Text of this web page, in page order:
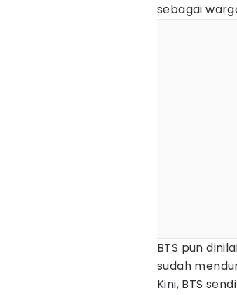
sebagai
BTS pun
sudah
Kini, BTS